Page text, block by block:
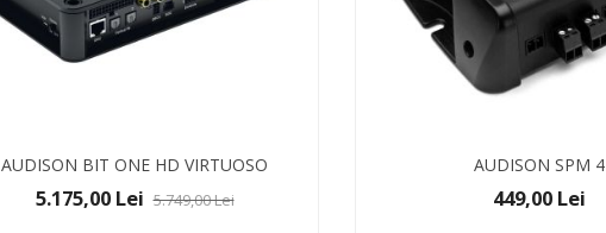
AUDISON BIT ONE HD VIRTUOSO
5.175,00 Lei 5.749,00 Lei
AUDISON SPM 4
449,00 Lei